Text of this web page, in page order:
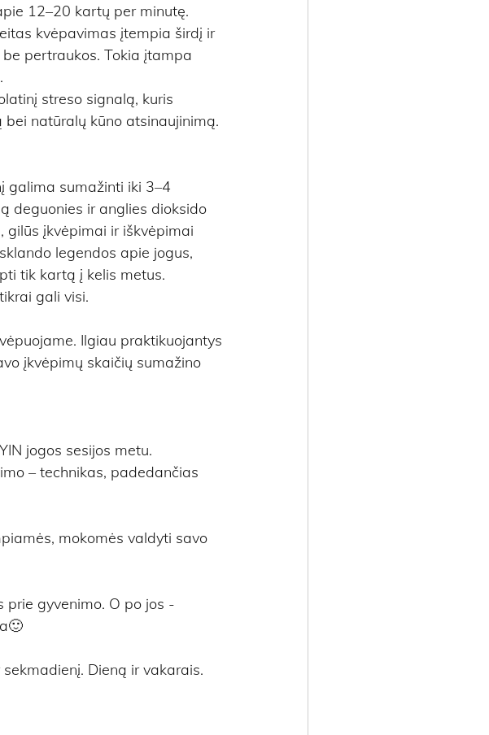
12–20 kartų per minutę.
kvėpavimas įtempia širdį ir
pertraukos. Tokia įtampa
streso signalą, kuris
natūralų kūno atsinaujinimą.
galima sumažinti iki 3–4
deguonies ir anglies dioksido
gilūs įkvėpimai ir iškvėpimai
legendos apie jogus,
tik kartą į kelis metus.
gali visi.
Ilgiau praktikuojantys
įkvėpimų skaičių sumažino
jogos sesijos metu.
– technikas, padedančias
mokomės valdyti savo
prie gyvenimo. O po jos -
Dieną ir vakarais.